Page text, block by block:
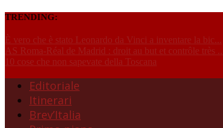
TRENDING:
È vero che è stato Leonardo da Vinci a inventare la bic...
AS Roma-Réal de Madrid : droit au but et contrôle très ...
10 cose che non sapevate della Toscana
Editoriale
Itinerari
Brev’Italia